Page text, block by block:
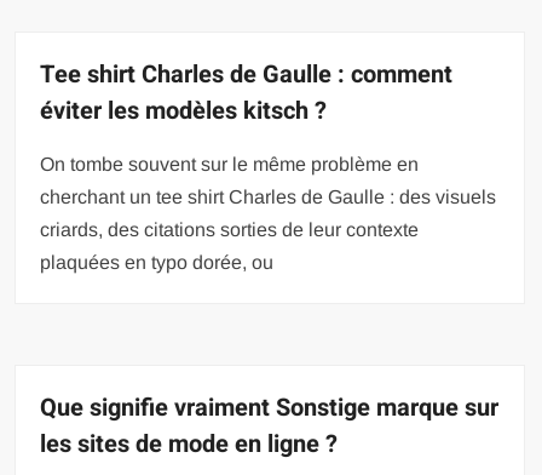
Tee shirt Charles de Gaulle : comment
éviter les modèles kitsch ?
On tombe souvent sur le même problème en
cherchant un tee shirt Charles de Gaulle : des visuels
criards, des citations sorties de leur contexte
plaquées en typo dorée, ou
Que signifie vraiment Sonstige marque sur
les sites de mode en ligne ?